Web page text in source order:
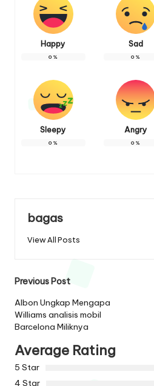
Happy
0%
Sad
0%
Sleepy
0%
Angry
0%
bagas
View All Posts
Post
navigation
Previous Post
Albon Ungkap Mengapa
Williams analisis mobil
Barcelona Miliknya
Average Rating
5 Star
4 Star